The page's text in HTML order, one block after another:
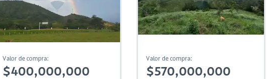
Valor de compra:
$400,000,000
Valor de compra:
$570,000,000